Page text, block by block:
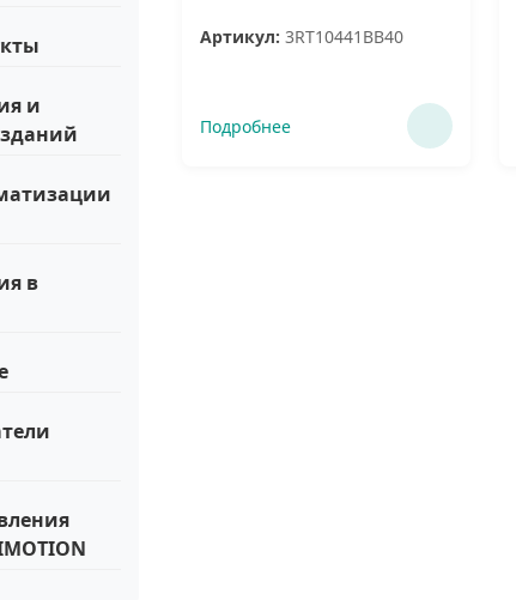
и
зданий
в
Артикул: 3RT10441BB40
Подробнее